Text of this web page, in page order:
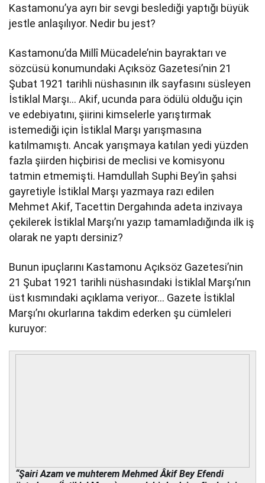
Kastamonu’ya ayrı bir sevgi beslediği yaptığı büyük
jestle anlaşılıyor. Nedir bu jest?
Kastamonu’da Millî Mücadele’nin bayraktarı ve
sözcüsü konumundaki Açıksöz Gazetesi’nin 21
Şubat 1921 tarihli nüshasının ilk sayfasını süsleyen
İstiklal Marşı… Akif, ucunda para ödülü olduğu için
ve edebiyatını, şiirini kimselerle yarıştırmak
istemediği için İstiklal Marşı yarışmasına
katılmamıştı. Ancak yarışmaya katılan yedi yüzden
fazla şiirden hiçbirisi de meclisi ve komisyonu
tatmin etmemişti. Hamdullah Suphi Bey’in şahsi
gayretiyle İstiklal Marşı yazmaya razı edilen
Mehmet Akif, Tacettin Dergahında adeta inzivaya
çekilerek İstiklal Marşı’nı yazıp tamamladığında ilk iş
olarak ne yaptı dersiniz?
Bunun ipuçlarını Kastamonu Açıksöz Gazetesi’nin
21 Şubat 1921 tarihli nüshasındaki İstiklal Marşı’nın
üst kısmındaki açıklama veriyor… Gazete İstiklal
Marşı’nı okurlarına takdim ederken şu cümleleri
kuruyor:
“Şairi Azam ve muhterem Mehmed Âkif Bey Efendi